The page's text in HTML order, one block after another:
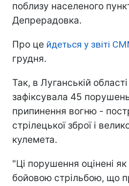
поблизу населеного
Депрерадовка.
Про це йдеться у звіті
грудня.
Так, в Луганській області
зафіксувала 45
припинення вогню -
стрілецької зброї і
кулемета.
"Ці порушення оцінені
бойовою стрільбою, що